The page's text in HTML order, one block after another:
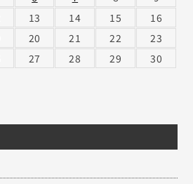
13 14 15
16
20 21 22
23
27 28 29
30